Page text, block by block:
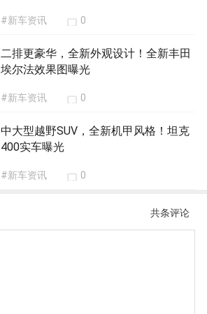
#新车资讯 0
二排更豪华，全新外观设计！全新丰田
埃尔法效果图曝光
#新车资讯 0
中大型越野SUV，全新机甲风格！坦克
400实车曝光
#新车资讯 0
共条评论